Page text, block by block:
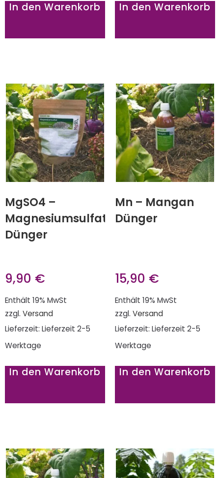
In den Warenkorb In den Warenkorb
MgSO4 –
Magnesiumsulfat
Dünger
9,90 €
Enthält 19% MwSt
zzgl. Versand
Lieferzeit: Lieferzeit 2-5
Werktage
In den Warenkorb
Mn – Mangan
Dünger
15,90 €
Enthält 19% MwSt
zzgl. Versand
Lieferzeit: Lieferzeit 2-5
Werktage
In den Warenkorb